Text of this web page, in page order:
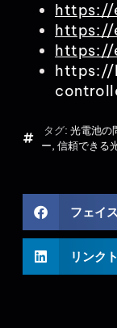
https://
https://
https://
タグ: 光電池の
ー, 信頼できる
フェイ
リンク